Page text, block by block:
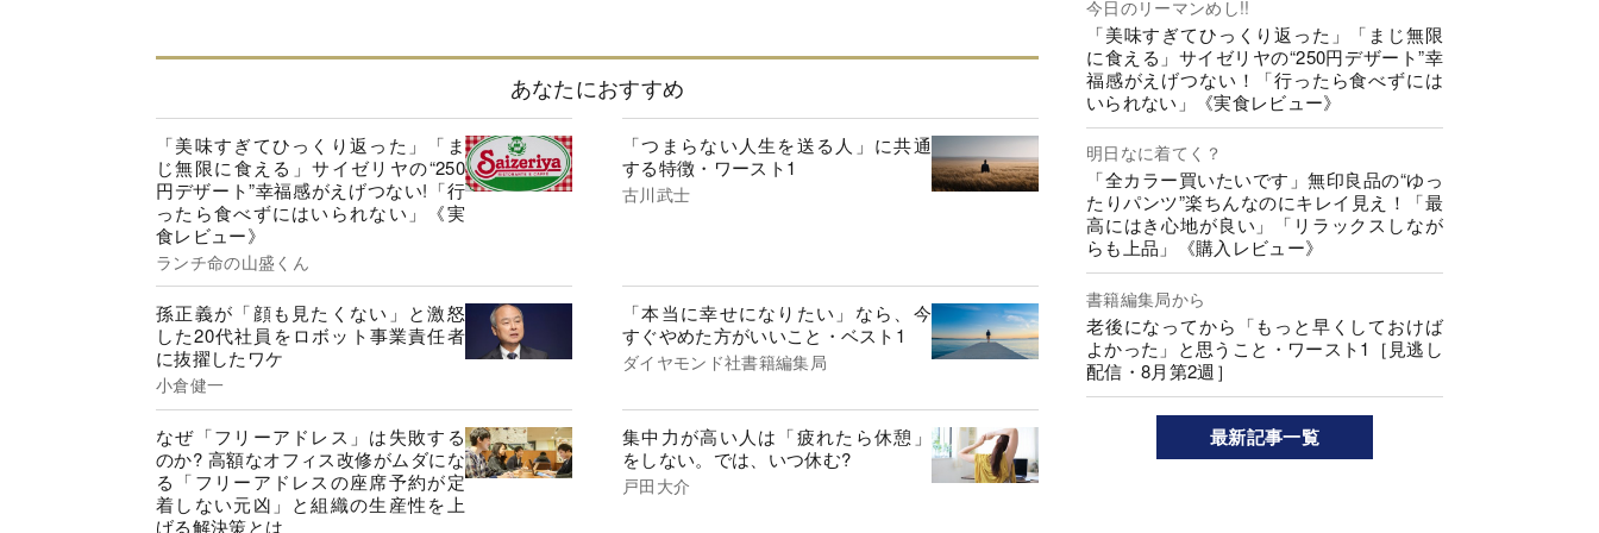
あなたにおすすめ
「美味すぎてひっくり返った」「ま
じ無限に食える」サイゼリヤの“250
円デザート”幸福感がえげつない!「行
ったら食べずにはいられない」《実
食レビュー》
ランチ命の山盛くん
「つまらない人生を送る人」に共通
する特徴・ワースト1
古川武士
孫正義が「顔も見たくない」と激怒
した20代社員をロボット事業責任者
に抜擢したワケ
小倉健一
「本当に幸せになりたい」なら、今
すぐやめた方がいいこと・ベスト1
ダイヤモンド社書籍編集局
なぜ「フリーアドレス」は失敗する
のか? 高額なオフィス改修がムダにな
る「フリーアドレスの座席予約が定
着しない元凶」と組織の生産性を上
げる解決策とは
集中力が高い人は「疲れたら休憩」
をしない。では、いつ休む?
戸田大介
今日のリーマンめし!!
「美味すぎてひっくり返った」「まじ無限
に食える」サイゼリヤの“250円デザート”幸
福感がえげつない！「行ったら食べずには
いられない」《実食レビュー》
明日なに着てく？
「全カラー買いたいです」無印良品の“ゆっ
たりパンツ”楽ちんなのにキレイ見え！「最
高にはき心地が良い」「リラックスしなが
らも上品」《購入レビュー》
書籍編集局から
老後になってから「もっと早くしておけば
よかった」と思うこと・ワースト1［見逃し
配信・8月第2週］
最新記事一覧